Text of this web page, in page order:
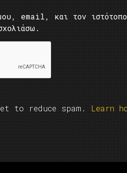
email, και τον
to reduce spam. Learn